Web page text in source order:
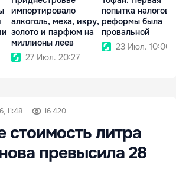
импортировало
алкоголь, меха, икру,
золото и парфюм на
миллионы леев
27 Июл. 20:27
попытка
реформы была
провальной
23 Июл. 10:00
11:48 16 420
стоимость литра
превысила 28